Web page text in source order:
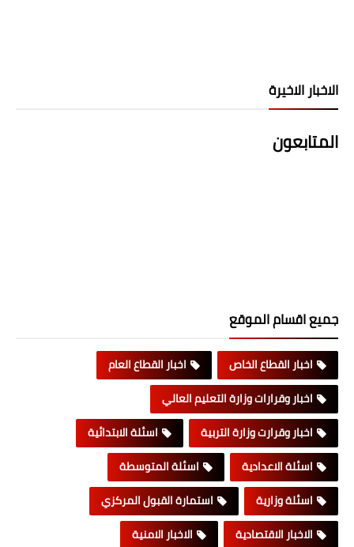
الاخبار الاخيرة
المتابعون
جميع اقسام الموقع
اخبار القطاع الخاص
اخبار القطاع العام
اخبار وقرارات وزارة التعليم العالي
اخبار وقرارت وزارة التربية
اسئلة الابتدائية
اسئلة الاعدادية
اسئلة المتوسطة
اسئلة وزارية
استمارة القبول المركزي
الاخبار الاقتصادية
الاخبار الامنية